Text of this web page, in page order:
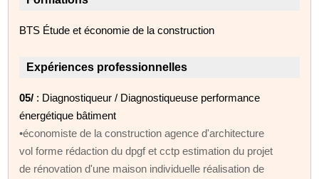
BTS Étude et économie de la construction
Expériences professionnelles
05/ : Diagnostiqueur / Diagnostiqueuse performance
énergétique bâtiment
•économiste de la construction agence d'architecture
vol forme rédaction du dpgf et cctp estimation du projet
de rénovation d'une maison individuelle réalisation de